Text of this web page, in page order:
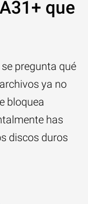
que
pregunta qué
ya no
bloquea
has
discos duros